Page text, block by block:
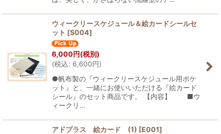
ウィークリースケジュール＆絵カードシールセ
ット [S004]
6,000円(税別)
(税込: 6,600円)
●帆布製の『ウィークリースケジュール用ポケ
ット』と、一緒にお使いいただける『絵カード
シール』のセット商品です。 【内容】 ■ウ
ィークリ…
アドプラス 絵カード (1) [E001]